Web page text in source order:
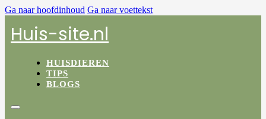
Ga naar hoofdinhoud Ga naar voettekst
Huis-site.nl
HUISDIEREN
TIPS
BLOGS